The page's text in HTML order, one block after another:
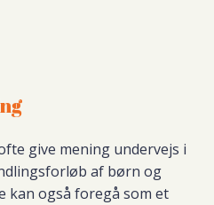
give mening undervejs i
af børn og
kan også foregå som et